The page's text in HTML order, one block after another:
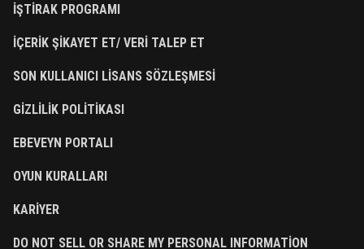
İŞTIRAK PROGRAMI
İÇERIK ŞIKAYET ET/ VERI TALEP ET
SON KULLANICI LISANS SÖZLEŞMESI
GIZLILIK POLITIKASI
EBEVEYN PORTALI
OYUN KURALLARI
KARIYER
DO NOT SELL OR SHARE MY PERSONAL INFORMATION